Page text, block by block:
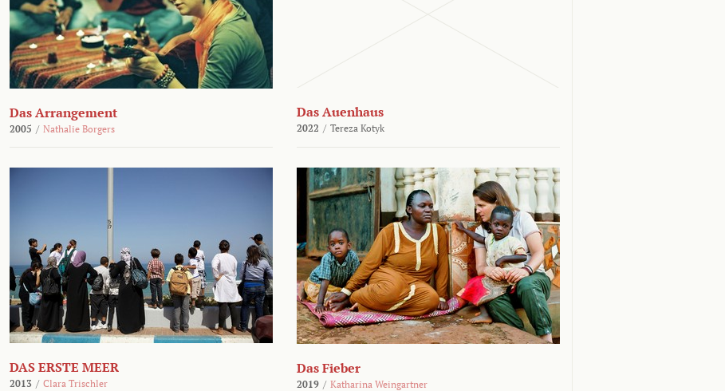
Das Arrangement
2005 / Nathalie Borgers
Das Auenhaus
2022 / Tereza Kotyk
DAS ERSTE MEER
2013 / Clara Trischler
Das Fieber
2019 / Katharina Weingartner